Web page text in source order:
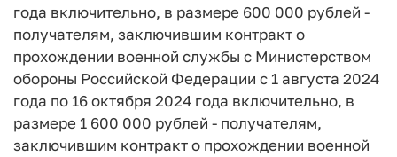
года включительно, в размере 600 000 рублей -
получателям, заключившим контракт о
прохождении военной службы с Министерством
обороны Российской Федерации с 1 августа 2024
года по 16 октября 2024 года включительно, в
размере 1 600 000 рублей - получателям,
заключившим контракт о прохождении военной